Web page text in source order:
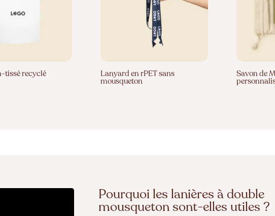
tissé recyclé Lanyard en rPET sans
mousqueton
Savon de
Pourquoi les lanières à double
mousqueton sont-elles utiles ?